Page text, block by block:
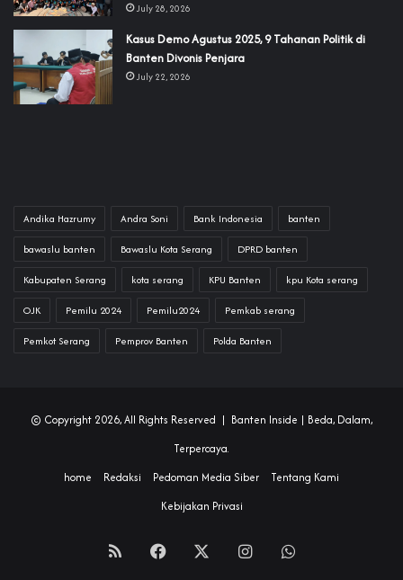
July 28, 2026
‎Kasus Demo Agustus 2025, 9 Tahanan Politik di
Banten Divonis Penjara
July 22, 2026
Andika Hazrumy Andra Soni Bank Indonesia banten
bawaslu banten Bawaslu Kota Serang DPRD banten
Kabupaten Serang kota serang KPU Banten kpu Kota serang
OJK Pemilu 2024 Pemilu2024 Pemkab serang
Pemkot Serang Pemprov Banten Polda Banten
© Copyright 2026, All Rights Reserved | Banten Inside | Beda, Dalam,
Terpercaya.
home
Redaksi Pedoman Media Siber
Tentang Kami
Kebijakan Privasi
RSS Facebook InstagramWhatsApp